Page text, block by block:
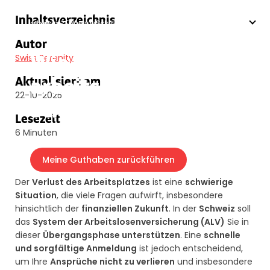
arbeitslos? Folgende Schritte sind nötig
Wie melde ich mich
arbeitslos? Folgende
Schritte sind nötig
Meine Guthaben zurückführen
Inhaltsverzeichnis
Autor
Swiss Serenity
Aktualisiert am
22-10-2025
Lesezeit
6 Minuten
Der Verlust des Arbeitsplatzes ist eine schwierige
Situation, die viele Fragen aufwirft, insbesondere
hinsichtlich der finanziellen Zukunft. In der Schweiz soll
das System der Arbeitslosenversicherung (ALV) Sie in
dieser Übergangsphase unterstützen. Eine schnelle
und sorgfältige Anmeldung ist jedoch entscheidend,
um Ihre Ansprüche nicht zu verlieren und insbesondere